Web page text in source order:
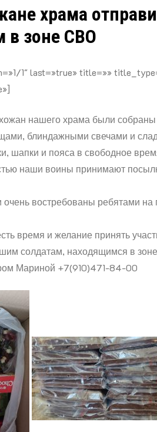
храма
в зоне СВО
1″ last=»true» title=»»
нашего храма были
блиндажными свечами и
шапки и пояса в свободное
наши воины принимают
очень востребованы ребятами
время и желание принять
солдатам, находящимся в
Мариной +7(910)471-84-00